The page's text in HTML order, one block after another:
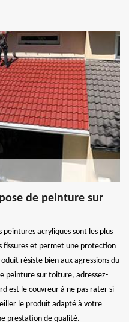
de peinture sur
acryliques sont les plus
fissures et permet une protection
résiste bien aux agressions du
peinture sur toiture, adressez-
est le couvreur à ne pas rater si
le produit adapté à votre
prestation de qualité.